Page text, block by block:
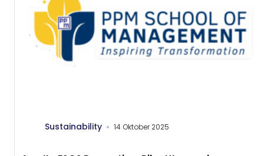
Sustainability 14 Oktober 2025